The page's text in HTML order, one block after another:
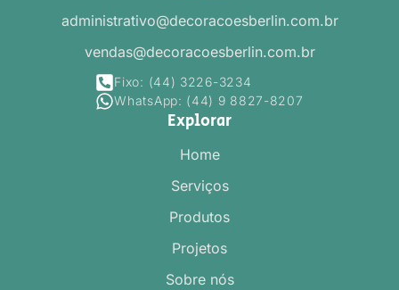
administrativo@decoracoesberlin.com.br
vendas@decoracoesberlin.com.br
Fixo: (44) 3226-3234
WhatsApp: (44) 9 8827-8207
Explorar
Home
Serviços
Produtos
Projetos
Sobre nós